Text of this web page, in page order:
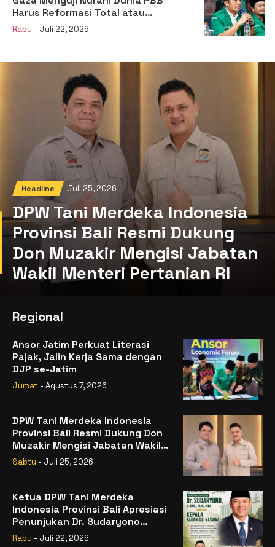
Harus Reformasi Total atau
Kehilangan Legitimasi
Rabu - Juli 22, 2026
Headline Juli 25, 2026
DPW Tani Merdeka Indonesia
Provinsi Bali Resmi Dukung
Don Muzakir Mengisi Jabatan
Wakil Menteri Pertanian RI
Regional
Ansor Jatim Perkuat Literasi
Pajak, Jalin Kerja Sama dengan
DJP se-Jatim
Jumat - Agustus 7, 2026
DPW Tani Merdeka Indonesia
Provinsi Bali Resmi Dukung Don
Muzakir Mengisi Jabatan Wakil
Menteri Pertanian RI
Sabtu - Juli 25, 2026
Ketua DPW Tani Merdeka
Indonesia Provinsi Bali Apresiasi
Penunjukan Dr. Sudaryono
sebagai Kepala Badan Gizi
Rabu - Juli 22, 2026